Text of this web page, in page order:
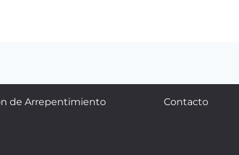
de Arrepentimiento Contacto